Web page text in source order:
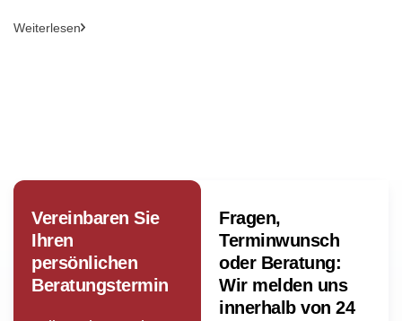
Weiterlesen
Vereinbaren Sie
Ihren
persönlichen
Beratungstermin
Fragen,
Terminwunsch
oder Beratung:
Wir melden uns
innerhalb von 24